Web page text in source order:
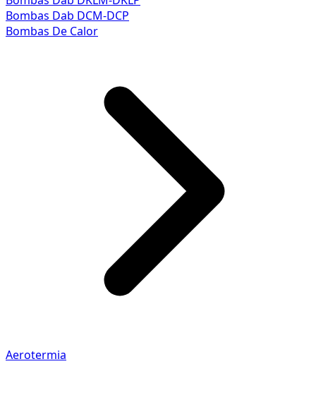
Bombas Dab DCM-DCP
Bombas De Calor
Aerotermia